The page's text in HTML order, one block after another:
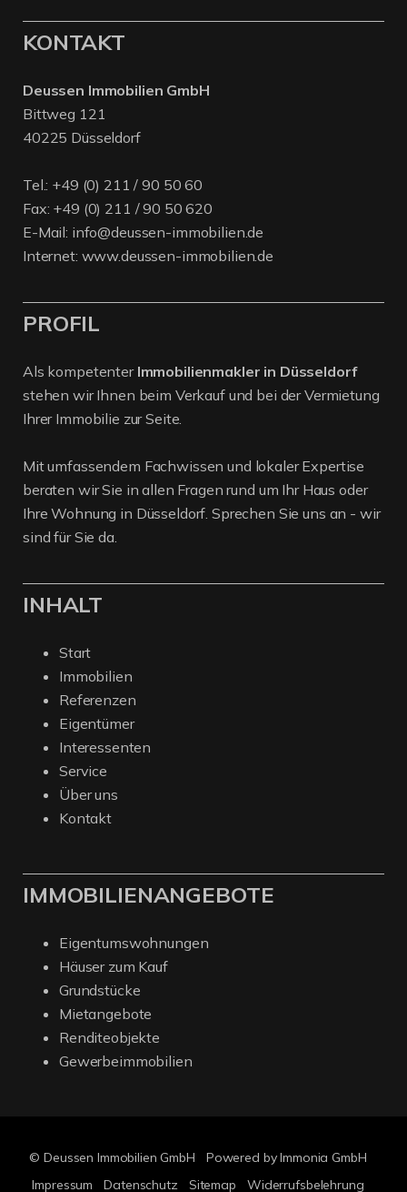
KONTAKT
Deussen Immobilien GmbH
Bittweg 121
40225 Düsseldorf
Tel.: +49 (0) 211 / 90 50 60
Fax: +49 (0) 211 / 90 50 620
E-Mail: info@deussen-immobilien.de
Internet: www.deussen-immobilien.de
PROFIL
Als kompetenter Immobilienmakler in Düsseldorf
stehen wir Ihnen beim Verkauf und bei der Vermietung
Ihrer Immobilie zur Seite.
Mit umfassendem Fachwissen und lokaler Expertise
beraten wir Sie in allen Fragen rund um Ihr Haus oder
Ihre Wohnung in Düsseldorf. Sprechen Sie uns an - wir
sind für Sie da.
INHALT
Start
Immobilien
Referenzen
Eigentümer
Interessenten
Service
Über uns
Kontakt
IMMOBILIENANGEBOTE
Eigentumswohnungen
Häuser zum Kauf
Grundstücke
Mietangebote
Renditeobjekte
Gewerbeimmobilien
© Deussen Immobilien GmbH
Powered by Immonia GmbH
Impressum
Datenschutz Sitemap Widerrufsbelehrung